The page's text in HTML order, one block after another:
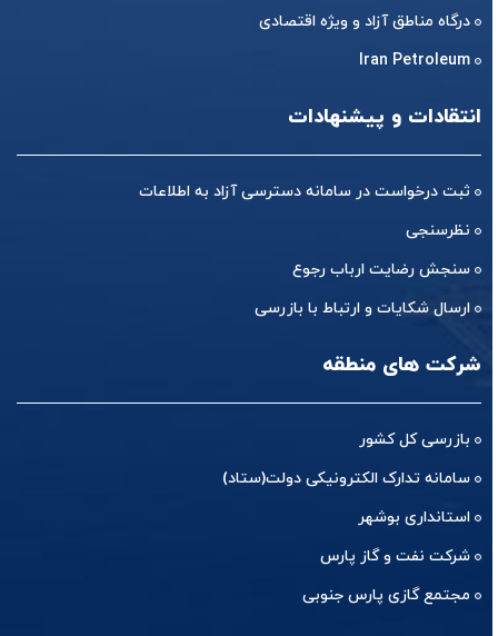
درگاه مناطق آزاد و ویژه اقتصادی
Iran Petroleum
انتقادات و پیشنهادات
ثبت درخواست در سامانه دسترسی آزاد به اطلاعات
نظرسنجی
سنجش رضایت ارباب رجوع
ارسال شکایات و ارتباط با بازرسی
شرکت های منطقه
بازرسی کل کشور
سامانه تدارک الکترونیکی دولت(ستاد)
استانداری بوشهر
شرکت نفت و گاز پارس
مجتمع گازی پارس جنوبی